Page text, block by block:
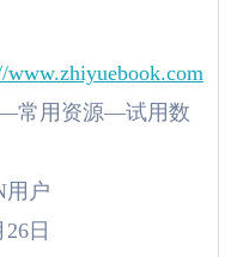
www.zhiyuebook.com
常用资源—试用数
用户
日